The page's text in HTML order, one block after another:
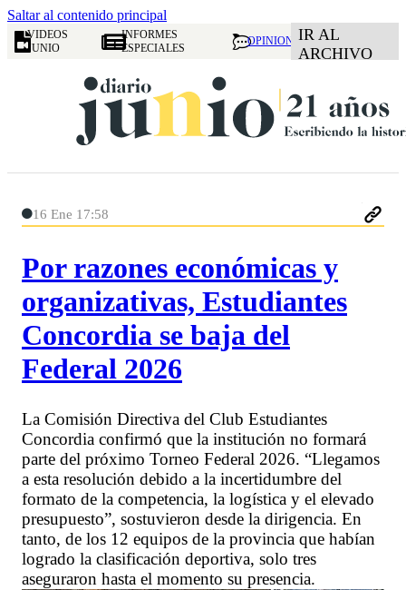
Saltar al contenido principal
VIDEOS
JUNIO
INFORMES
ESPECIALES
OPINION IR AL
ARCHIVO
16 Ene 17:58
Por razones económicas y
organizativas, Estudiantes
Concordia se baja del
Federal 2026
La Comisión Directiva del Club Estudiantes
Concordia confirmó que la institución no formará
parte del próximo Torneo Federal 2026. “Llegamos
a esta resolución debido a la incertidumbre del
formato de la competencia, la logística y el elevado
presupuesto”, sostuvieron desde la dirigencia. En
tanto, de los 12 equipos de la provincia que habían
logrado la clasificación deportiva, solo tres
aseguraron hasta el momento su presencia.